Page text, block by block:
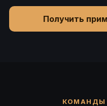
Получить
КОМАНДЫ